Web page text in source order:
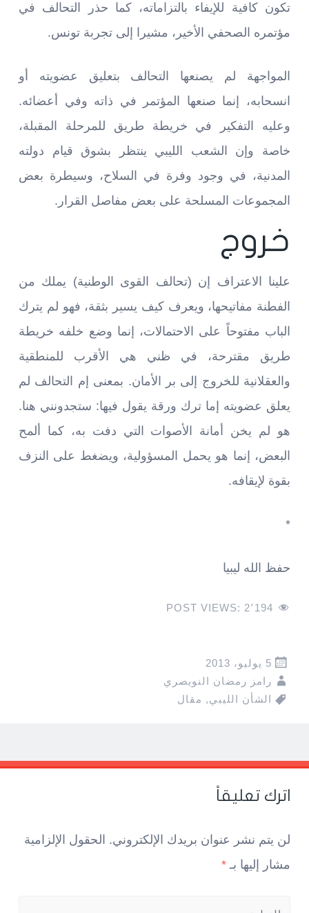
تكون كافية للإيفاء بالتزاماته، كما حذر التحالف في
مؤتمره الصحفي الأخير، مشيرا إلى تجربة تونس.
المواجهة لم يصنعها التحالف بتعليق عضويته أو
انسحابه، إنما صنعها المؤتمر في ذاته وفي أعضائه.
وعليه التفكير في خريطة طريق للمرحلة المقبلة،
خاصة وإن الشعب الليبي ينتظر بشوق قيام دولته
المدنية، في وجود وفرة في السلاح، وسيطرة بعض
المجموعات المسلحة على بعض مفاصل القرار.
خروج
علينا الاعتراف إن (تحالف القوى الوطنية) يملك من
الفطنة مفاتيحها، ويعرف كيف يسير بثقة، فهو لم يترك
الباب مفتوحاً على الاحتمالات، إنما وضع خلفه خريطة
طريق مقترحة، في ظني هي الأقرب للمنطقية
والعقلانية للخروج إلى بر الأمان. بمعنى إم التحالف لم
يعلق عضويته إما ترك ورقة يقول فيها: ستجدونني هنا.
هو لم يخن أمانة الأصوات التي دفت به، كما ألمح
البعض، إنما هو يحمل المسؤولية، ويضغط على النزف
بقوة لإيقافه.
*
حفظ الله ليبيا
POST VIEWS: 2٬194
5 يوليو، 2013
رامز رمضان النويصري
الشأن الليبي, مقال
Post
navigation
←
→
اترك تعليقاً
لن يتم نشر عنوان بريدك الإلكتروني. الحقول الإلزامية
مشار إليها بـ *